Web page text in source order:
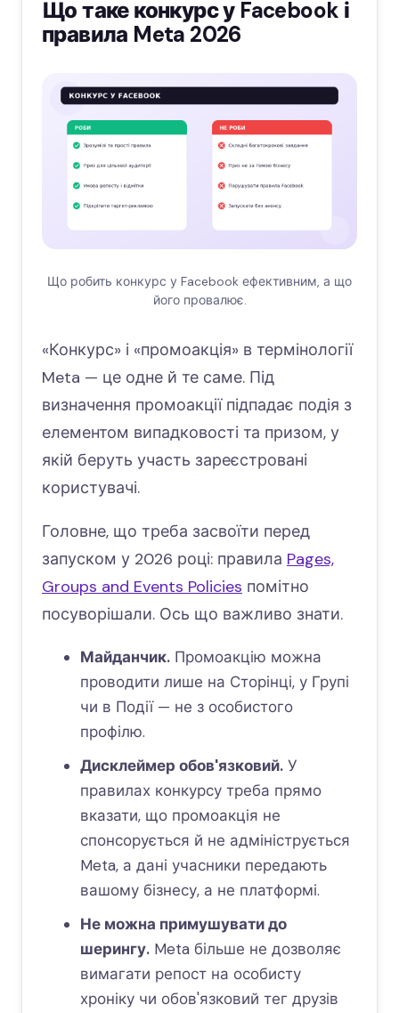
Що таке конкурс у Facebook і
правила Meta 2026
Що робить конкурс у Facebook ефективним, а що
його провалює.
«Конкурс» і «промоакція» в термінології
Meta — це одне й те саме. Під
визначення промоакції підпадає подія з
елементом випадковості та призом, у
якій беруть участь зареєстровані
користувачі.
Головне, що треба засвоїти перед
запуском у 2026 році: правила Pages,
Groups and Events Policies помітно
посуворішали. Ось що важливо знати.
Майданчик.Промоакцію можна
проводити лише на Сторінці, у Групі
чи в Події — не з особистого
профілю.
Дисклеймер обов'язковий.У
правилах конкурсу треба прямо
вказати, що промоакція не
спонсорується й не адмініструється
Meta, а дані учасники передають
вашому бізнесу, а не платформі.
Не можна примушувати до
шерингу.Meta більше не дозволяє
вимагати репост на особисту
хроніку чи обов'язковий тег друзів